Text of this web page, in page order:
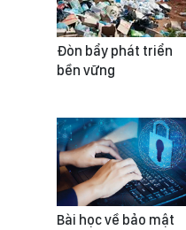
Đòn bẩy phát triển
bền vững
Bài học về bảo mật